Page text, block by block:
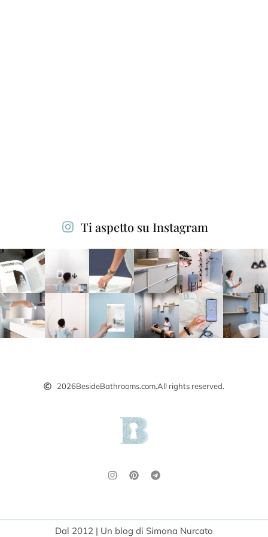
Ti aspetto su Instagram
2026BesideBathrooms.com.All rights reserved.
Dal 2012 | Un blog di Simona Nurcato